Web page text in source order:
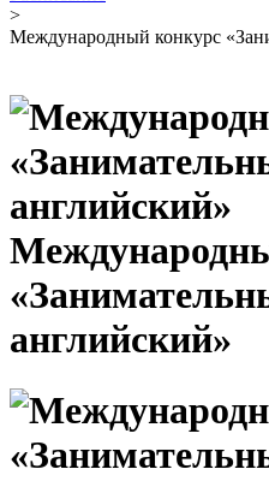
>
Международный конкурс
английский»